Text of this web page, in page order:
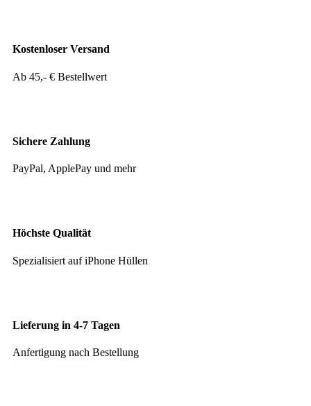
Kostenloser Versand
Ab 45,- € Bestellwert
Sichere Zahlung
PayPal, ApplePay und mehr
Höchste Qualität
Spezialisiert auf iPhone Hüllen
Lieferung in 4-7 Tagen
Anfertigung nach Bestellung